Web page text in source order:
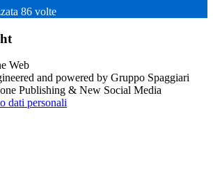
86 volte
and powered by Gruppo Spaggiari
Publishing & New Social Media
dati personali